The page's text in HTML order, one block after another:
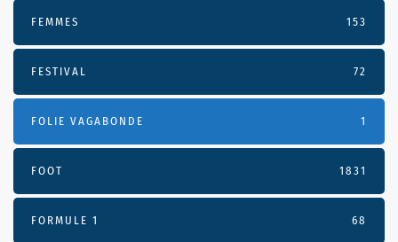
FEMMES 153
FESTIVAL 72
FOLIE VAGABONDE 1
FOOT 1831
FORMULE 1 68